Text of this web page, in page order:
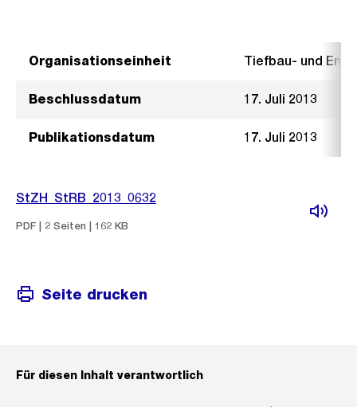
Organisationseinheit Tiefbau- und
Beschlussdatum 17. Juli 2013
Publikationsdatum 17. Juli 2013
StZH_StRB_2013_0632
PDF | 2 Seiten | 162 KB
Seite drucken
Für diesen Inhalt verantwortlich